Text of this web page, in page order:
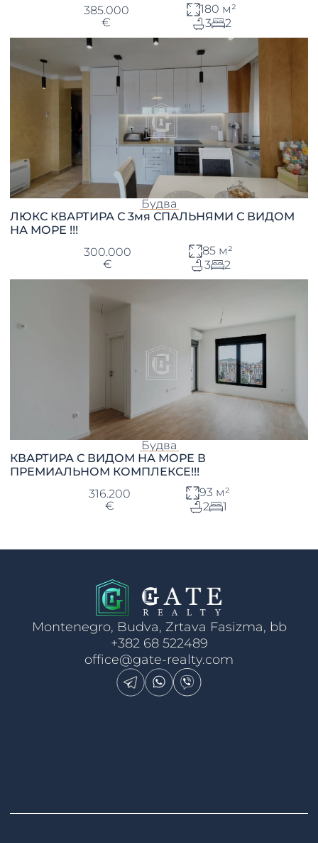
385.000
€
180 м²
3
2
Будва
ЛЮКС КВАРТИРА С 3мя СПАЛЬНЯМИ С ВИДОМ
НА МОРЕ !!!
300.000
€
85 м²
3
2
Будва
КВАРТИРА С ВИДОМ НА МОРЕ В
ПРЕМИАЛЬНОМ КОМПЛЕКСЕ!!!
316.200
€
93 м²
2
1
Montenegro, Budva, Zrtava Fasizma, bb
+382 68 522489
office@gate-realty.com